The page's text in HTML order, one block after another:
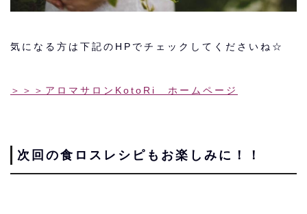
気になる方は下記のHPでチェックしてくださいね☆
＞＞＞アロマサロンKotoRi ホームページ
次回の食ロスレシピもお楽しみに！！